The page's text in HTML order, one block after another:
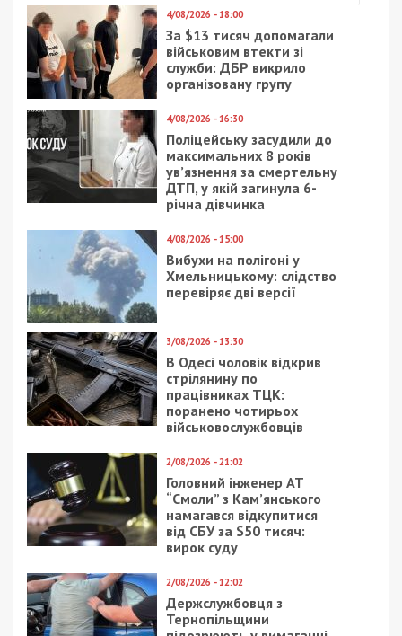
4/08/2026 - 18:00
За $13 тисяч допомагали
військовим втекти зі
служби: ДБР викрило
організовану групу
4/08/2026 - 16:30
Поліцейську засудили до
максимальних 8 років
ув’язнення за смертельну
ДТП, у якій загинула 6-
річна дівчинка
4/08/2026 - 15:00
Вибухи на полігоні у
Хмельницькому: слідство
перевіряє дві версії
3/08/2026 - 13:30
В Одесі чоловік відкрив
стрілянину по
працівниках ТЦК:
поранено чотирьох
військовослужбовців
2/08/2026 - 21:02
Головний інженер АТ
“Смоли” з Кам’янського
намагався відкупитися
від СБУ за $50 тисяч:
вирок суду
2/08/2026 - 12:02
Держслужбовця з
Тернопільщини